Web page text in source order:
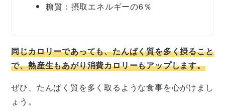
糖質：摂取エネルギーの6％
同じカロリーであっても、たんぱく質を多く摂ること
で、熱産生もあがり消費カロリーもアップします。
ぜひ、たんぱく質を多く取るような食事を心がけまし
ょう。